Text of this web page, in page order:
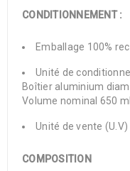
CONDITIONNEMENT :
Emballage 100%
Unité de
Boîtier aluminium
Volume nominal 650
Unité de vente
COMPOSITION